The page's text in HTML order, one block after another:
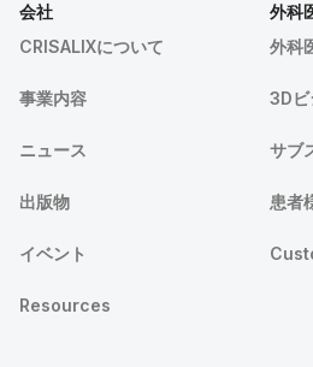
会社
CRISALIXについて
事業内容
ニュース
出版物
イベント
Resources
外科
外科
3Dビ
サブ
患者